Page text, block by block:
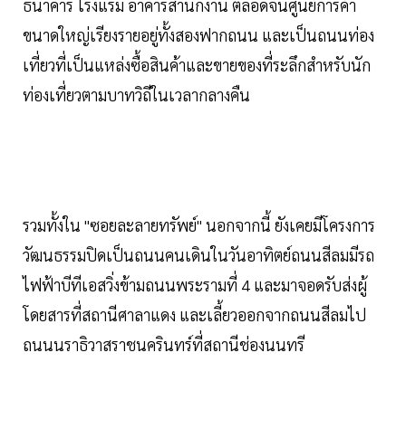
ธนาคาร โรงแรม อาคารสำนักงาน ตลอดจนศูนย์การค้า
ขนาดใหญ่เรียงรายอยู่ทั้งสองฟากถนน และเป็นถนนท่อง
เที่ยวที่เป็นแหล่งซื้อสินค้าและขายของที่ระลึกสำหรับนัก
ท่องเที่ยวตามบาทวิถีในเวลากลางคืน
รวมทั้งใน "ซอยละลายทรัพย์" นอกจากนี้ ยังเคยมีโครงการ
วัฒนธรรมปิดเป็นถนนคนเดินในวันอาทิตย์ถนนสีลมมีรถ
ไฟฟ้าบีทีเอสวิ่งข้ามถนนพระรามที่ 4 และมาจอดรับส่งผู้
โดยสารที่สถานีศาลาแดง และเลี้ยวออกจากถนนสีลมไป
ถนนนราธิวาสราชนครินทร์ที่สถานีช่องนนทรี